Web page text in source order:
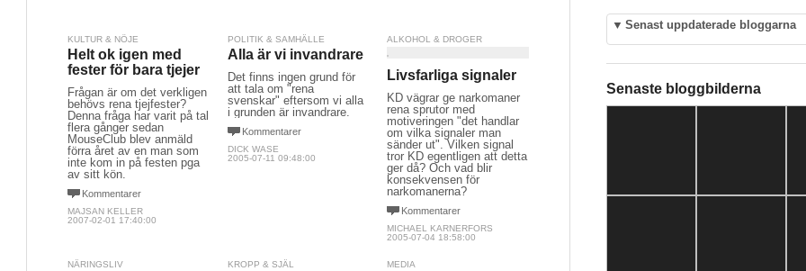
KULTUR & NÖJE
Helt ok igen med
fester för bara tjejer
Frågan är om det verkligen
behövs rena tjejfester?
Denna fråga har varit på tal
flera gånger sedan
MouseClub blev anmäld
förra året av en man som
inte kom in på festen pga
av sitt kön.
Kommentarer
MAJSAN KELLER
2007-02-01 17:40:00
POLITIK & SAMHÄLLE
Alla är vi invandrare
Det finns ingen grund för
att tala om "rena
svenskar" eftersom vi alla
i grunden är invandrare.
Kommentarer
DICK WASE
2005-07-11 09:48:00
ALKOHOL & DROGER
Livsfarliga signaler
KD vägrar ge narkomaner
rena sprutor med
motiveringen "det handlar
om vilka signaler man
sänder ut". Vilken signal
tror KD egentligen att detta
ger då? Och vad blir
konsekvensen för
narkomanerna?
Kommentarer
MICHAEL KARNERFORS
2005-07-04 18:58:00
NÄRINGSLIV KROPP & SJÄL MEDIA
▼ Senast uppdaterade bloggarna
Senaste bloggbilderna